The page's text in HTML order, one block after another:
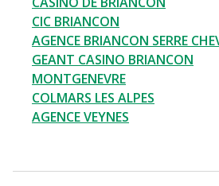
CIC BRIANCON
AGENCE BRIANCON SERRE
GEANT CASINO BRIANCON
MONTGENEVRE
COLMARS LES ALPES
AGENCE VEYNES